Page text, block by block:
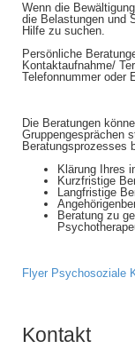
Wenn die
die Belastungen und
Hilfe zu suchen.
Persönliche
Kontaktaufnahme/
Telefonnummer oder
Die Beratungen
Gruppengesprächen
Beratungsprozesses
Klärung Ihres
Kurzfristige
Langfristige
Beratung zu
Flyer Psychosoziale
Kontakt